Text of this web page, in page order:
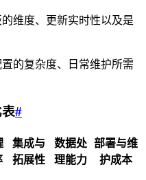
维度、更新实时性以及是
的复杂度、日常维护所需
#
集成与
拓展性
数据处
理能力
部署与维
护成本